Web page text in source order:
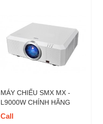
MÁY CHIẾU SMX MX -
L9000W CHÍNH HÃNG
Call